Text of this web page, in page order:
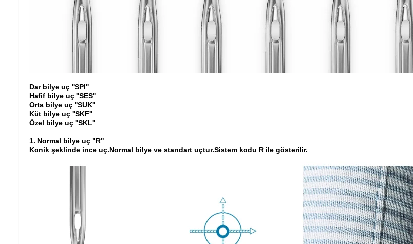
Dar bilye uç ''SPI''
Hafif bilye uç ''SES''
Orta bilye uç ''SUK''
Küt bilye uç ''SKF''
Özel bilye uç ''SKL''
1. Normal bilye uç "R"
Konik şeklinde ince uç.Normal bilye ve standart uçtur.Sistem kodu R ile gösterilir.